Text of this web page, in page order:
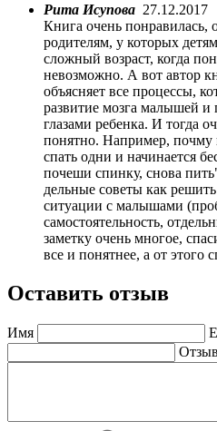
Рита Исупова 27.12.2017
Книга очень понравилась,
родителям, у которых
сложный возраст, когда
невозможно. А вот автор
объясняет все процессы,
развитие мозга малышей и
глазами ребенка. И тогда
понятно. Например, почму
спать одни и начинается
почеши спинку, снова
дельные советы как
ситуации с малышами
самостоятельность,
заметку очень многое,
все и понятнее, а от этого
Оставить отзыв
Имя
Отзыв